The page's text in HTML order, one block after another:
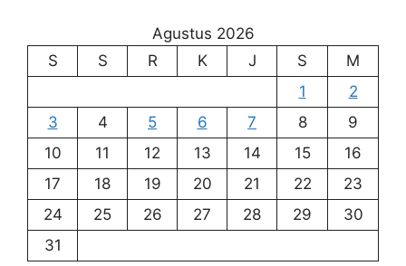
Agustus 2026
S
S R K J S
M
1
2
3
4 5 6 7 8
9
10
11 12 13 14 15
16
17
18 19 20 21 22
23
24
25 26 27 28 29
30
31